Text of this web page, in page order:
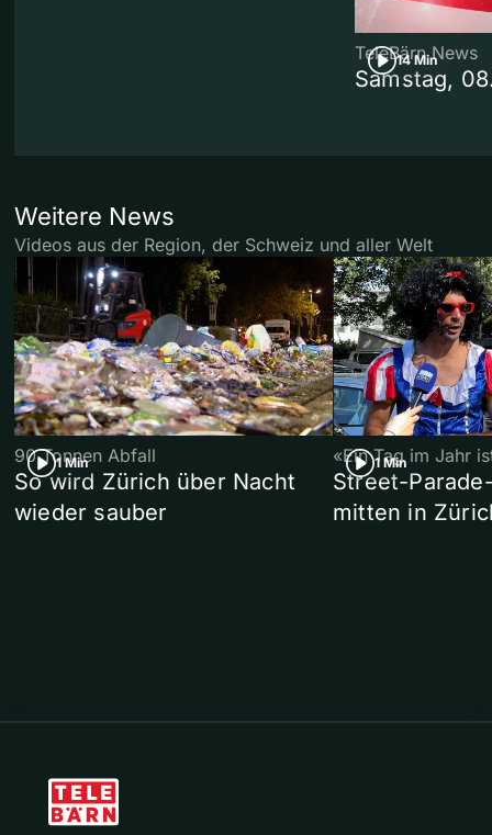
14 Min
TeleBärn News
Samstag,
Weitere News
Videos aus der Region, der Schweiz und aller Welt
1 Min
90 Tonnen Abfall
So wird Zürich über Nacht
wieder sauber
1 Min
«Ein Tag im Jahr
Street-
mitten in